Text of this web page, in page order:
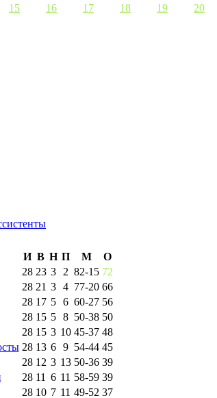
15 16 17 18 19 20
И В Н П М
О
28 23 3 2 82-15 72
28 21 3 4 77-20 66
28 17 5 6 60-27 56
28 15 5 8 50-38 50
28 15 3 10 45-37 48
28 13 6 9 54-44 45
28 12 3 13 50-36 39
28 11 6 11 58-59 39
28 10 7 11 49-52 37